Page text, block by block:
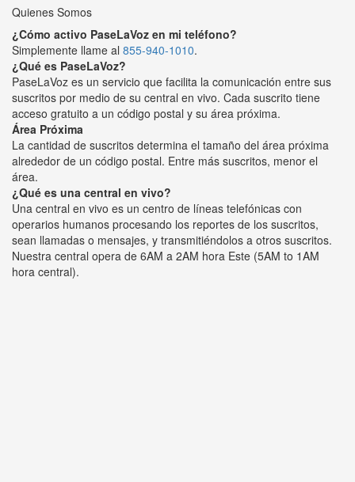
Quienes Somos
¿Cómo activo PaseLaVoz en mi teléfono?
Simplemente llame al 855-940-1010.
¿Qué es PaseLaVoz?
PaseLaVoz es un servicio que facilita la comunicación entre sus
suscritos por medio de su central en vivo. Cada suscrito tiene
acceso gratuito a un código postal y su área próxima.
Área Próxima
La cantidad de suscritos determina el tamaño del área próxima
alrededor de un código postal. Entre más suscritos, menor el
área.
¿Qué es una central en vivo?
Una central en vivo es un centro de líneas telefónicas con
operarios humanos procesando los reportes de los suscritos,
sean llamadas o mensajes, y transmitiéndolos a otros suscritos.
Nuestra central opera de 6AM a 2AM hora Este (5AM to 1AM
hora central).